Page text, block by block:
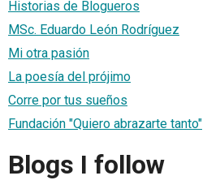
Historias de Blogueros
MSc. Eduardo León Rodríguez
Mi otra pasión
La poesía del prójimo
Corre por tus sueños
Fundación "Quiero abrazarte tanto"
Blogs I follow